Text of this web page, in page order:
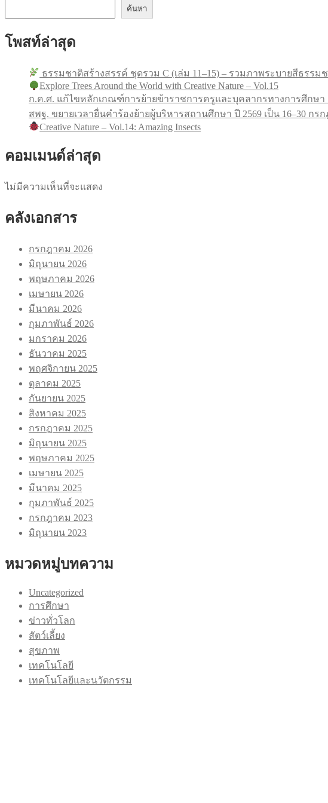
ค้นหา
โพสท์ล่าสุด
ธรรมชาติสร้างสรรค์ ชุดรวม C (เล่ม 11–15) – รวมภาพระบายสีธรรม
Explore Trees Around the World with Creative Nature – Vol.15
ก.ค.ศ. แก้ไขหลักเกณฑ์การย้ายข้าราชการครูและบุคลากรทางการศึกษ
สพฐ. ขยายเวลายื่นคำร้องย้ายผู้บริหารสถานศึกษา ปี 2569 เป็น 16–30 ก
Creative Nature – Vol.14: Amazing Insects
คอมเมนด์ล่าสุด
ไม่มีความเห็นที่จะแสดง
คลังเอกสาร
กรกฎาคม 2026
มิถุนายน 2026
พฤษภาคม 2026
เมษายน 2026
มีนาคม 2026
กุมภาพันธ์ 2026
มกราคม 2026
ธันวาคม 2025
พฤศจิกายน 2025
ตุลาคม 2025
กันยายน 2025
สิงหาคม 2025
กรกฎาคม 2025
มิถุนายน 2025
พฤษภาคม 2025
เมษายน 2025
มีนาคม 2025
กุมภาพันธ์ 2025
กรกฎาคม 2023
มิถุนายน 2023
หมวดหมู่บทความ
Uncategorized
การศึกษา
ข่าวทั่วโลก
สัตว์เลี้ยง
สุขภาพ
เทคโนโลยี
เทคโนโลยีและนวัตกรรม